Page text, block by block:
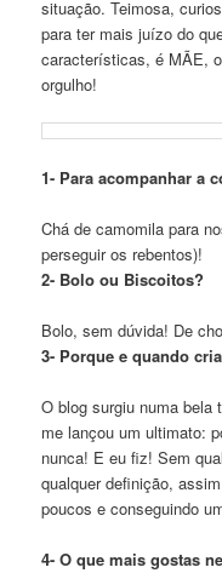
situação. Teimosa,
para ter mais juízo do
características, é MÃE,
orgulho!
1- Para acompanhar a
Chá de camomila para
perseguir os rebentos)!
2- Bolo ou Biscoitos?
Bolo, sem dúvida! De
3- Porque e quando
O blog surgiu numa bela
me lançou um ultimato:
nunca! E eu fiz! Sem
qualquer definição,
poucos e conseguindo
4- O que mais gostas